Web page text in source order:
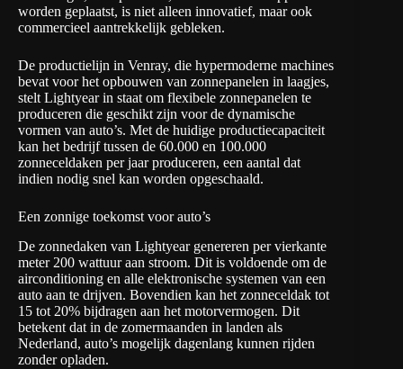
worden geplaatst, is niet alleen innovatief, maar ook
commercieel aantrekkelijk gebleken.
De productielijn in Venray, die hypermoderne machines
bevat voor het opbouwen van zonnepanelen in laagjes,
stelt Lightyear in staat om flexibele zonnepanelen te
produceren die geschikt zijn voor de dynamische
vormen van auto’s. Met de huidige productiecapaciteit
kan het bedrijftussen de 60.000 en 100.000
zonneceldaken per jaarproduceren, een aantal dat
indien nodig snel kan worden opgeschaald.
Een zonnige toekomst voor auto’s
De zonnedaken van Lightyear genereren per vierkante
meter 200 wattuur aan stroom. Dit is voldoende om de
airconditioning en alle elektronische systemen van een
auto aan te drijven. Bovendien kan het zonneceldak tot
15 tot 20% bijdragen aan het motorvermogen. Dit
betekent dat in de zomermaanden in landen als
Nederland, auto’s mogelijk dagenlang kunnen rijden
zonder opladen.